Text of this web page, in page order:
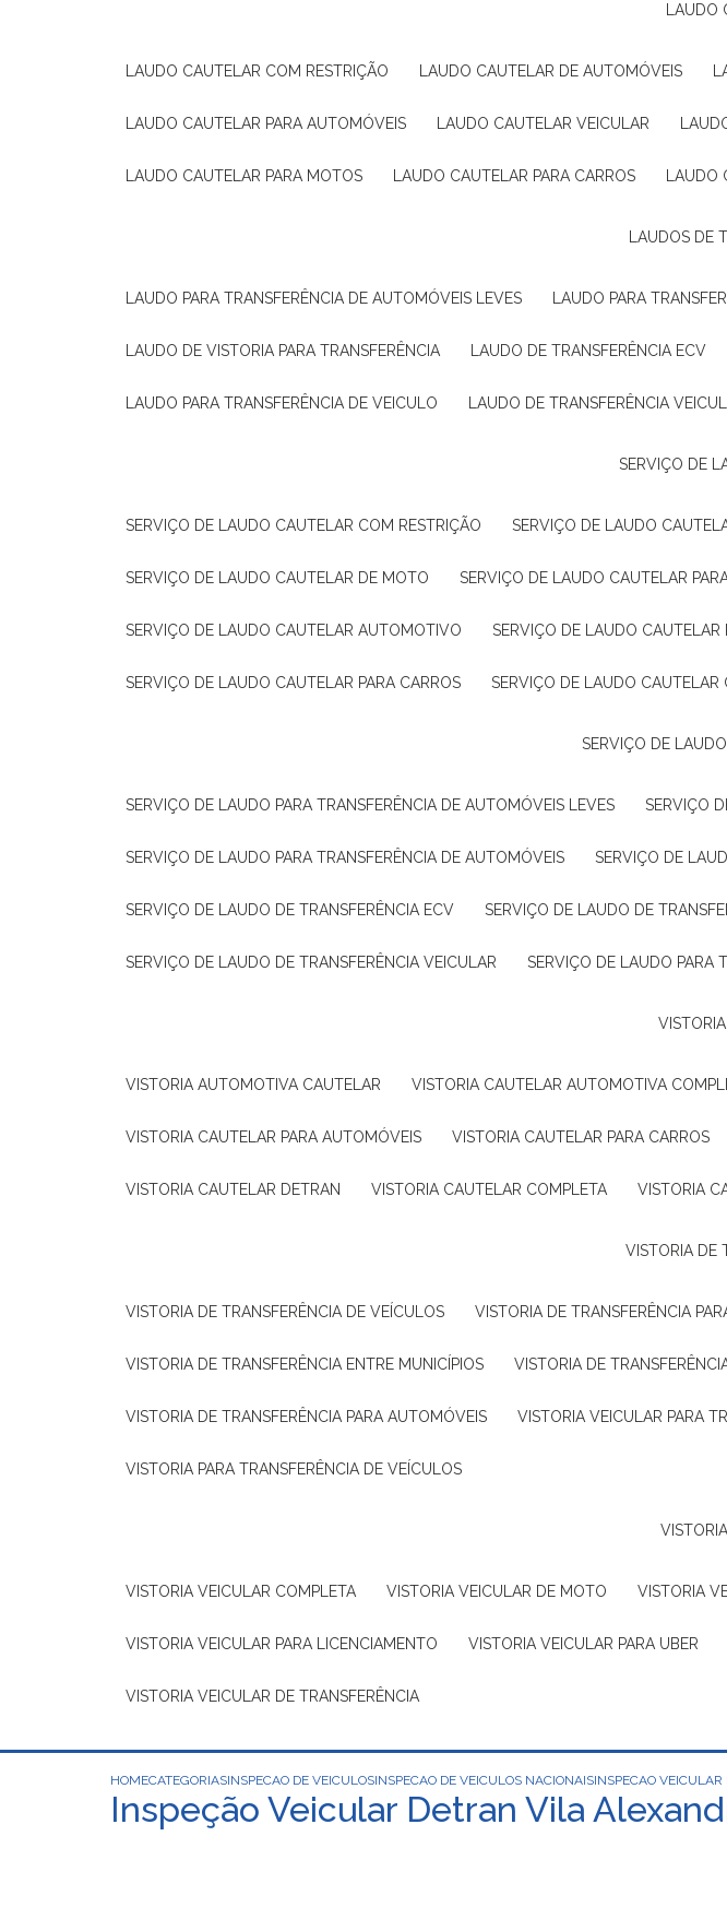
LAUDO
LAUDO CAUTELAR COM RESTRIÇÃO LAUDO CAUTELAR DE AUTOMÓVEIS
LAUDO CAUTELAR PARA AUTOMÓVEIS LAUDO CAUTELAR VEICULAR
LAUDO CAUTELAR PARA MOTOS LAUDO CAUTELAR PARA CARROS
LAUDOS DE
LAUDO PARA TRANSFERÊNCIA DE AUTOMÓVEIS LEVES LAUDO PARA
LAUDO DE VISTORIA PARA TRANSFERÊNCIA LAUDO DE TRANSFERÊNCIA ECV
LAUDO PARA TRANSFERÊNCIA DE VEICULO LAUDO DE TRANSFERÊNCIA
SERVIÇO DE
SERVIÇO DE LAUDO CAUTELAR COM RESTRIÇÃO SERVIÇO DE LAUDO
SERVIÇO DE LAUDO CAUTELAR DE MOTO SERVIÇO DE LAUDO CAUTELAR
SERVIÇO DE LAUDO CAUTELAR AUTOMOTIVO SERVIÇO DE LAUDO
SERVIÇO DE LAUDO CAUTELAR PARA CARROS SERVIÇO DE LAUDO CAUTELAR
SERVIÇO DE
SERVIÇO DE LAUDO PARA TRANSFERÊNCIA DE AUTOMÓVEIS LEVES SERVIÇO
SERVIÇO DE LAUDO PARA TRANSFERÊNCIA DE AUTOMÓVEIS SERVIÇO DE
SERVIÇO DE LAUDO DE TRANSFERÊNCIA ECV SERVIÇO DE LAUDO DE
SERVIÇO DE LAUDO DE TRANSFERÊNCIA VEICULAR SERVIÇO DE LAUDO PARA
VISTORIA AUTOMOTIVA CAUTELAR VISTORIA CAUTELAR AUTOMOTIVA
VISTORIA CAUTELAR PARA AUTOMÓVEIS VISTORIA CAUTELAR PARA CARROS
VISTORIA CAUTELAR DETRAN VISTORIA CAUTELAR COMPLETA VISTORIA
VISTORIA
VISTORIA DE TRANSFERÊNCIA DE VEÍCULOS VISTORIA DE TRANSFERÊNCIA
VISTORIA DE TRANSFERÊNCIA ENTRE MUNICÍPIOS VISTORIA DE
VISTORIA DE TRANSFERÊNCIA PARA AUTOMÓVEIS VISTORIA VEICULAR PARA
VISTORIA PARA TRANSFERÊNCIA DE VEÍCULOS
VISTORIA VEICULAR COMPLETA VISTORIA VEICULAR DE MOTO VISTORIA
VISTORIA VEICULAR PARA LICENCIAMENTO VISTORIA VEICULAR PARA UBER
VISTORIA VEICULAR DE TRANSFERÊNCIA
HOMECATEGORIASINSPECAO DE VEICULOSINSPECAO DE VEICULOS NACIONAISINSPECAO
Inspeção Veicular Detran Vila